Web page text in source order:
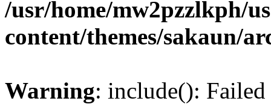
/usr/home/mw2pzzlkph/
content/themes/sakaun/
Warning: include():